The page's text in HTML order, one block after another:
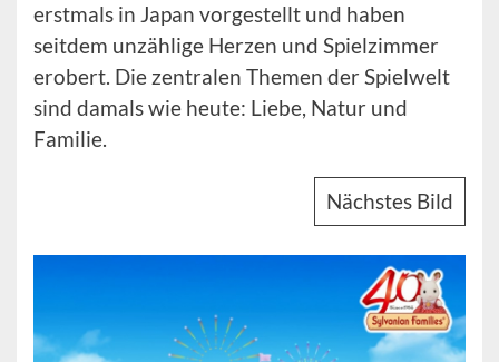
erstmals in Japan vorgestellt und haben
seitdem unzählige Herzen und Spielzimmer
erobert. Die zentralen Themen der Spielwelt
sind damals wie heute: Liebe, Natur und
Familie.
Nächstes Bild